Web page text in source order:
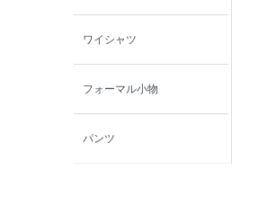
ワイシャツ
フォーマル小物
パンツ